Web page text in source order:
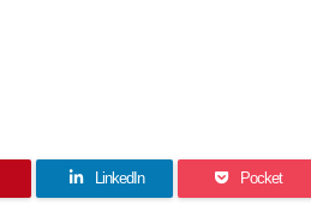
LinkedIn Pocket